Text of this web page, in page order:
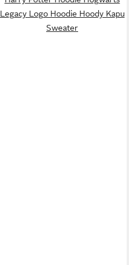
Legacy Logo Hoodie Hoody Kapu
Sweater